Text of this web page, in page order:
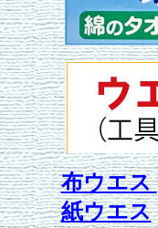
布ウエス
紙ウエス